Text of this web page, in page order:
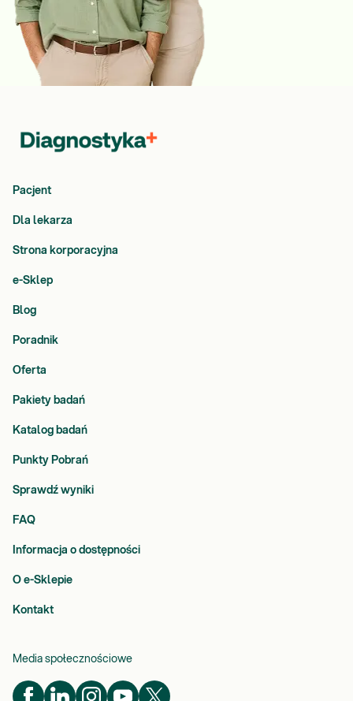
Pacjent
Dla lekarza
Strona korporacyjna
e-Sklep
Blog
Poradnik
Oferta
Pakiety badań
Katalog badań
Punkty Pobrań
Sprawdź wyniki
FAQ
Informacja o dostępności
O e-Sklepie
Kontakt
Media społecznościowe